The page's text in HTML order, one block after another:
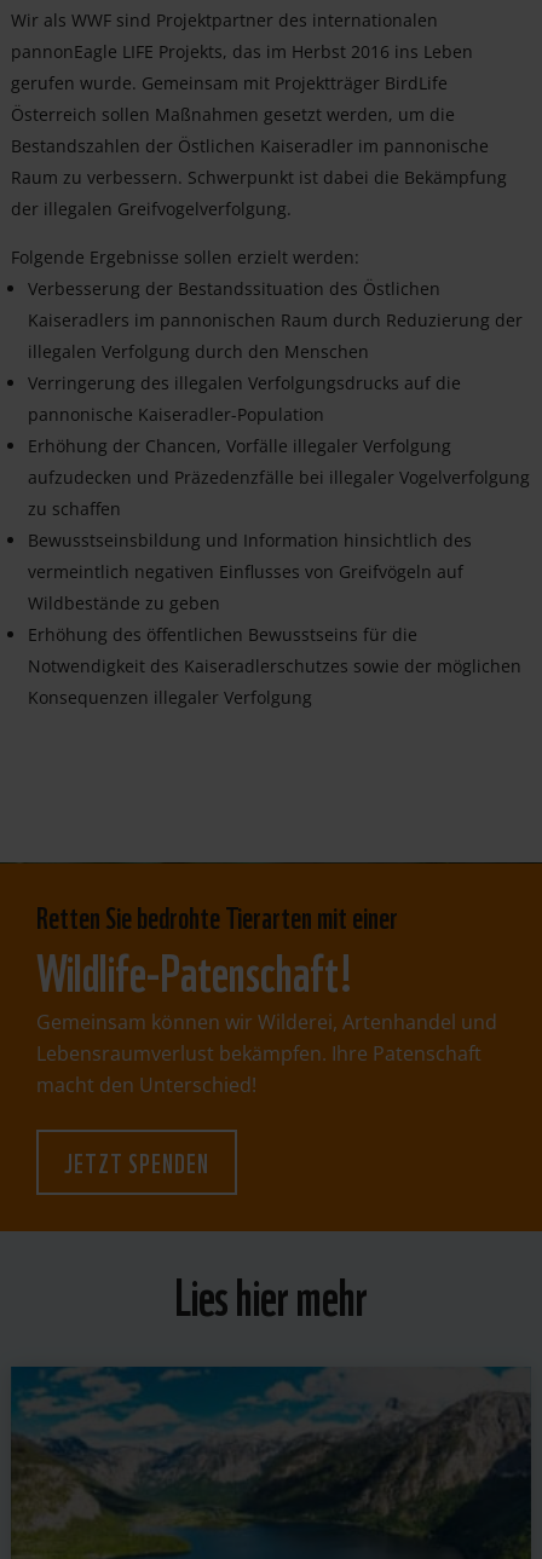
Wir als WWF sind Projektpartner des internationalen
pannonEagle LIFE Projekts, das im Herbst 2016 ins Leben
gerufen wurde. Gemeinsam mit Projektträger BirdLife
Österreich sollen Maßnahmen gesetzt werden, um die
Bestandszahlen der Östlichen Kaiseradler im pannonische
Raum zu verbessern. Schwerpunkt ist dabei die Bekämpfung
der illegalen Greifvogelverfolgung.
Folgende Ergebnisse sollen erzielt werden:
Verbesserung der Bestandssituation des Östlichen
Kaiseradlers im pannonischen Raum durch Reduzierung der
illegalen Verfolgung durch den Menschen
Verringerung des illegalen Verfolgungsdrucks auf die
pannonische Kaiseradler-Population
Erhöhung der Chancen, Vorfälle illegaler Verfolgung
aufzudecken und Präzedenzfälle bei illegaler Vogelverfolgung
zu schaffen
Bewusstseinsbildung und Information hinsichtlich des
vermeintlich negativen Einflusses von Greifvögeln auf
Wildbestände zu geben
Erhöhung des öffentlichen Bewusstseins für die
Notwendigkeit des Kaiseradlerschutzes sowie der möglichen
Konsequenzen illegaler Verfolgung
Retten Sie bedrohte Tierarten mit einer
Wildlife-Patenschaft!
Gemeinsam können wir Wilderei, Artenhandel und
Lebensraumverlust bekämpfen. Ihre Patenschaft
macht den Unterschied!
JETZT SPENDEN
Lies hier mehr